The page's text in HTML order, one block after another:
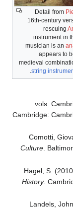
Detail from
16th-century
rescuing
instrument in
musician is an
appears to
medieval
string
.
vols.
Cambridge:
Comotti,
Culture.
Hagel, S.
History.
Landels,